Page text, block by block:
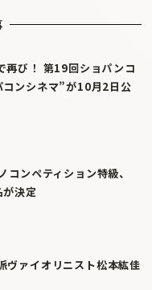
再び！ 第19回ショパンコ
ンシネマ”が10月2日公
ンペティション特級、
が決定
ヴァイオリニスト松本紘佳